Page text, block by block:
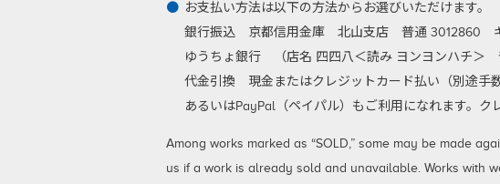
お支払い方法は以下の方法からお選びいただけます。
銀行振込 京都信用金庫 北山支店 普通 3012860
ゆうちょ銀行 （店名 四四八＜読み ヨンヨンハチ＞
代金引換 現金またはクレジットカード払い（別途手数
あるいはPayPal（ペイパル）もご利用になれます。ク
Among works marked as “SOLD,” some may be made
us if a work is already sold and unavailable. Works with